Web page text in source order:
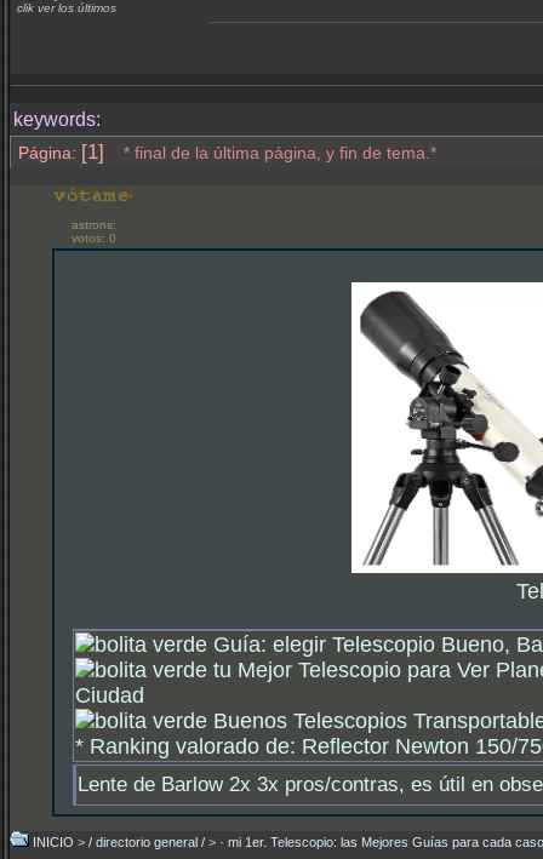
clik ver los últimos
keywords:
Página: [1] * final de la última página, y fin de tema.*
astrons:
votos: 0
Guía: elegir Telescopio Bueno,
tu Mejor Telescopio para Ver
Ciudad
Buenos Telescopios
* Ranking valorado de: Reflector Newton 150/
Lente de Barlow 2x 3x pros/contras, es útil en
INICIO > / directorio general / > · mi 1er. Telescopio: las Mejores Guías para cada